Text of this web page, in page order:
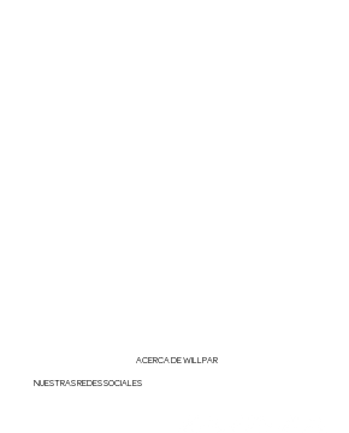
ACERCA DE WILLPAR
NUESTRAS REDES SOCIALES